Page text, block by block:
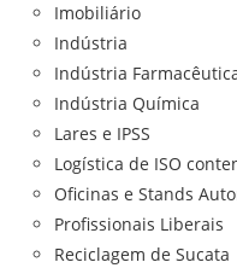
Imobiliário
Indústria
Indústria
Indústria Química
Lares e IPSS
Logística de ISO
Oficinas e Stands
Profissionais Liberais
Reciclagem de Sucata